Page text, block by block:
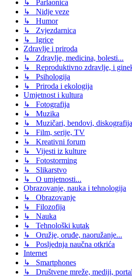
↳ Parlaonica
↳ Nidje veze
↳ Humor
↳ Zvjezdarnica
↳ Igrice
Zdravlje i priroda
↳ Zdravlje, medicina, bolesti...
↳ Reproduktivno zdravlje, i
↳ Psihologija
↳ Priroda i ekologija
Umjetnost i kultura
↳ Fotografija
↳ Muzika
↳ Muzičari, bendovi, diskografija
↳ Film, serije, TV
↳ Kreativni forum
↳ Vijesti iz kulture
↳ Fotostorming
↳ Slikarstvo
↳ O umjetnosti...
Obrazovanje, nauka i tehnologija
↳ Obrazovanje
↳ Filozofija
↳ Nauka
↳ Tehnološki kutak
↳ Oružje, oruđe, naoružanje...
↳ Posljednja naučna otkrića
Internet
↳ Smartphones
↳ Društvene mreže, mediji,